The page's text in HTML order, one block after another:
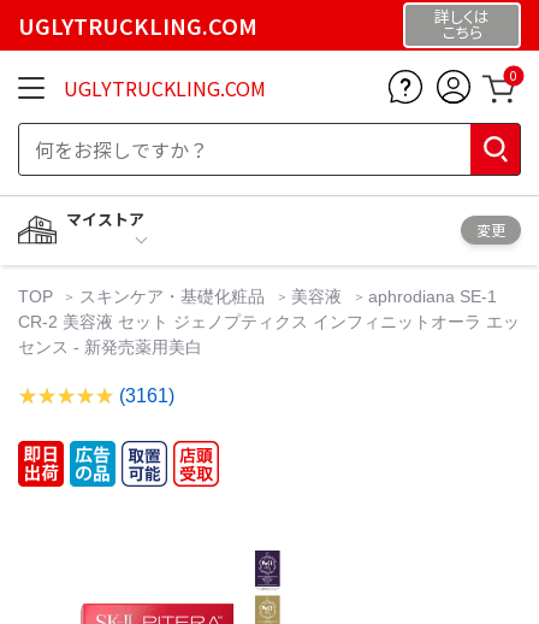
UGLYTRUCKLING.COM 詳しくは
こちら
UGLYTRUCKLING.COM 0
マイストア
変更
TOP スキンケア・基礎化粧品 美容液
aphrodiana SE-1
CR-2 美容液 セット ジェノプティクス インフィニットオーラ エッ
センス - 新発売薬用美白
(3161)